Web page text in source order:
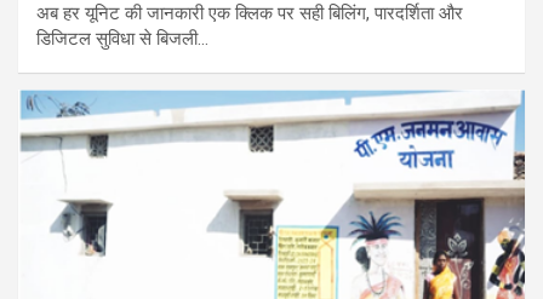
अब हर यूनिट की जानकारी एक क्लिक पर सही बिलिंग, पारदर्शिता और
डिजिटल सुविधा से बिजली…